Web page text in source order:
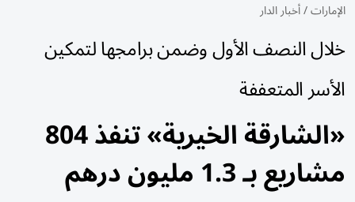
الإمارات/أخبار الدار
خلال النصف الأول وضمن برامجها لتمكين
الأسر المتعففة
«الشارقة الخيرية» تنفذ 804
مشاريع بـ 1.3 مليون درهم